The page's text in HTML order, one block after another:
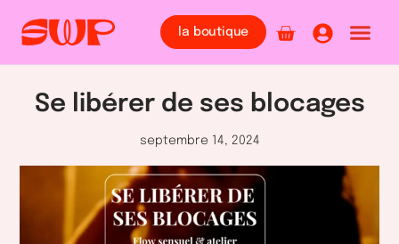
la boutique
Se libérer de ses blocages
septembre 14, 2024